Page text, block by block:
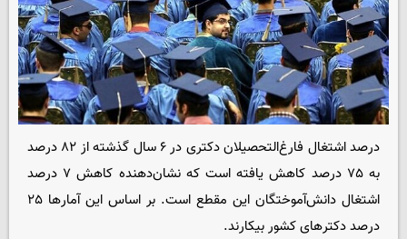
درصد اشتغال فارغ‌التحصیلان دکتری در ۶ سال گذشته از ۸۲ درصد
به ۷۵ درصد کاهش یافته است که نشان‌دهنده کاهش ۷ درصد
اشتغال دانش‌آموختگان این مقطع است. بر اساس این آمارها ۲۵
درصد دکترهای کشور بیکارند.